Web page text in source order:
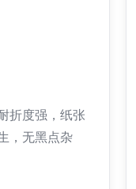
折度强，纸张
，无黑点杂